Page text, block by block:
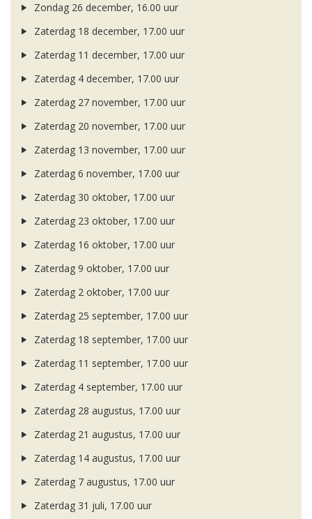
Zondag 26 december, 16.00 uur
Zaterdag 18 december, 17.00 uur
Zaterdag 11 december, 17.00 uur
Zaterdag 4 december, 17.00 uur
Zaterdag 27 november, 17.00 uur
Zaterdag 20 november, 17.00 uur
Zaterdag 13 november, 17.00 uur
Zaterdag 6 november, 17.00 uur
Zaterdag 30 oktober, 17.00 uur
Zaterdag 23 oktober, 17.00 uur
Zaterdag 16 oktober, 17.00 uur
Zaterdag 9 oktober, 17.00 uur
Zaterdag 2 oktober, 17.00 uur
Zaterdag 25 september, 17.00 uur
Zaterdag 18 september, 17.00 uur
Zaterdag 11 september, 17.00 uur
Zaterdag 4 september, 17.00 uur
Zaterdag 28 augustus, 17.00 uur
Zaterdag 21 augustus, 17.00 uur
Zaterdag 14 augustus, 17.00 uur
Zaterdag 7 augustus, 17.00 uur
Zaterdag 31 juli, 17.00 uur